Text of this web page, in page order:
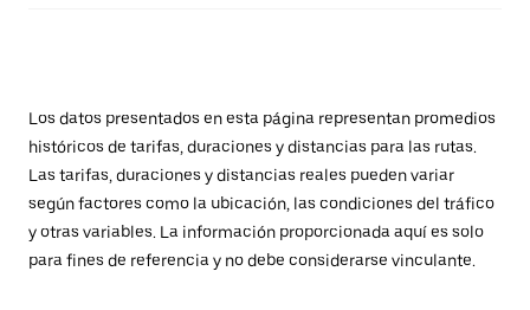
Los datos presentados en esta página representan promedios
históricos de tarifas, duraciones y distancias para las rutas.
Las tarifas, duraciones y distancias reales pueden variar
según factores como la ubicación, las condiciones del tráfico
y otras variables. La información proporcionada aquí es solo
para fines de referencia y no debe considerarse vinculante.